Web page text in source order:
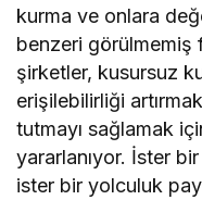
kurma ve onlara
benzeri görülmemiş
şirketler, kusursuz
erişilebilirliği
tutmayı sağlamak
yararlanıyor. İster
ister bir yolculuk